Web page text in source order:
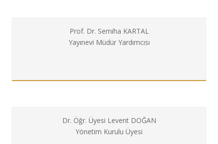
Prof. Dr. Semiha KARTAL
Yayınevi Müdür Yardımcısı
Dr. Öğr. Üyesi Levent DOĞAN
Yönetim Kurulu Üyesi